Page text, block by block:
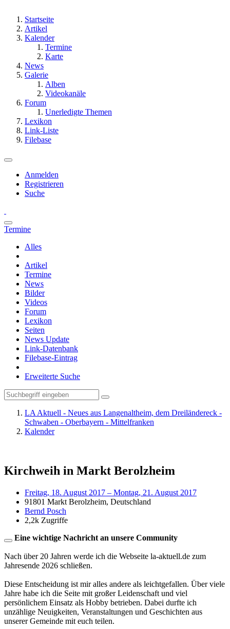
Startseite
Artikel
Kalender
Termine
Karte
News
Galerie
Alben
Videokanäle
Forum
Unerledigte Themen
Lexikon
Link-Liste
Filebase
Anmelden
Registrieren
Suche
Termine
Alles
Artikel
Termine
News
Bilder
Videos
Forum
Lexikon
Seiten
News Update
Link-Datenbank
Filebase-Eintrag
Erweiterte Suche
LA Aktuell - Neues aus Langenaltheim, dem Dreiländereck -
Schwaben - Oberbayern - Mittelfranken
Kalender
Kirchweih in Markt Berolzheim
Freitag, 18. August 2017 – Montag, 21. August 2017
91801 Markt Berolzheim, Deutschland
Bernd Posch
2,2k Zugriffe
Eine wichtige Nachricht an unsere Community
Nach über 20 Jahren werde ich die Webseite la-aktuell.de zum
Jahresende 2026 schließen.
Diese Entscheidung ist mir alles andere als leichtgefallen. Über viele
Jahre habe ich die Seite mit großer Leidenschaft und viel
persönlichem Einsatz als Hobby betrieben. Dabei durfte ich
unzählige Neuigkeiten, Veranstaltungen und Geschichten aus
unserer Gemeinde mit euch teilen.